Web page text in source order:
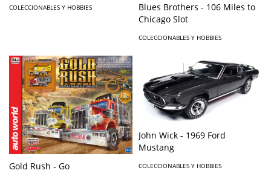
COLECCIONABLES Y HOBBIES
Blues Brothers - 106 Miles to
Chicago Slot
COLECCIONABLES Y HOBBIES
Gold Rush - Go
John Wick - 1969 Ford
Mustang
COLECCIONABLES Y HOBBIES